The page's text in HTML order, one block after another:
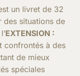
un livret de 32
des situations de
EXTENSION :
confrontés à des
de mieux
spéciales